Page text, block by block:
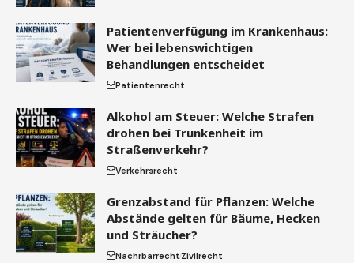
Patientenverfügung im Krankenhaus:
Wer bei lebenswichtigen
Behandlungen entscheidet
Patientenrecht
Alkohol am Steuer: Welche Strafen
drohen bei Trunkenheit im
Straßenverkehr?
Verkehrsrecht
Grenzabstand für Pflanzen: Welche
Abstände gelten für Bäume, Hecken
und Sträucher?
NachrbarrechtZivilrecht